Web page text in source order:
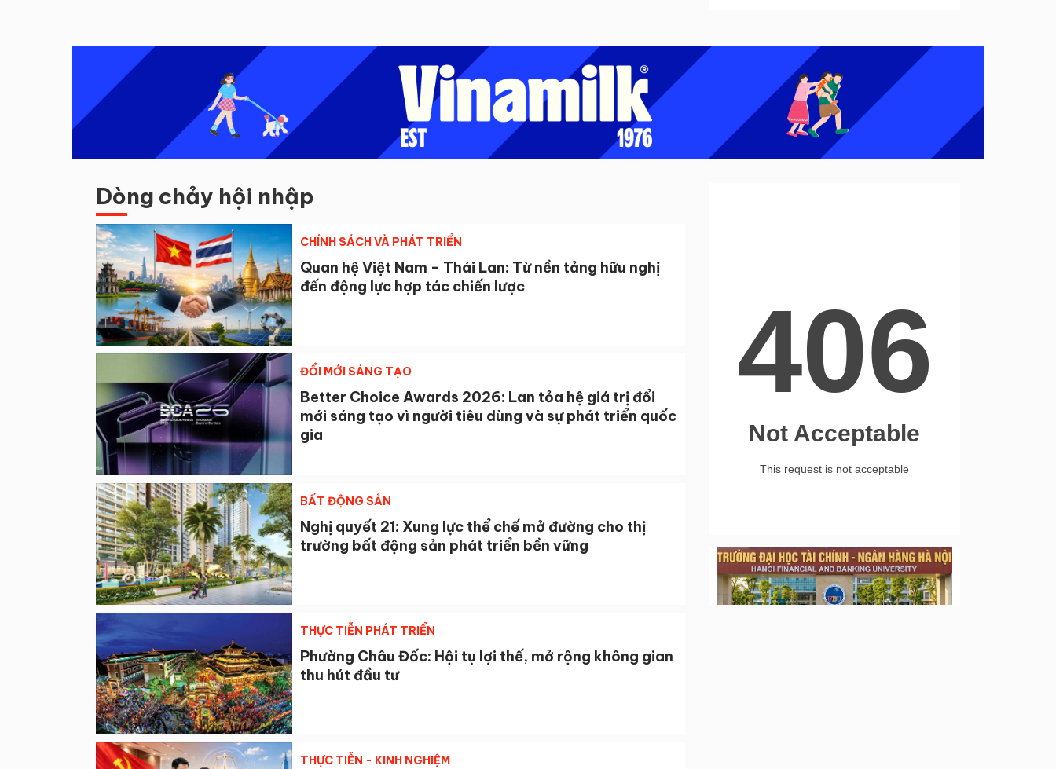
Dòng chảy hội nhập
CHÍNH SÁCH VÀ PHÁT TRIỂN
Quan hệ Việt Nam – Thái Lan: Từ nền tảng hữu nghị
đến động lực hợp tác chiến lược
ĐỔI MỚI SÁNG TẠO
Better Choice Awards 2026: Lan tỏa hệ giá trị đổi
mới sáng tạo vì người tiêu dùng và sự phát triển quốc
gia
BẤT ĐỘNG SẢN
Nghị quyết 21: Xung lực thể chế mở đường cho thị
trường bất động sản phát triển bền vững
THỰC TIỄN PHÁT TRIỂN
Phường Châu Đốc: Hội tụ lợi thế, mở rộng không gian
thu hút đầu tư
THỰC TIỄN - KINH NGHIỆM